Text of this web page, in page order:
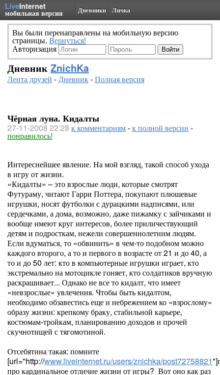
LiveInternet
мобильная версия Дневники Личка
Вы были перенаправлены на мобильную версию
страницы. Вернуться!
Авторизация
Дневник ZnichKa
Лента друзей -Дневник-Полная версия
Чёрная луна. Кидалты
27-11-2008 22:28 к комментариям-к полной версии -
понравилось!
Интереснейшее явление. На мой взгляд, такой способ ухода
в игру от жизни.
«Кидалты» – это взрослые люди, которые смотрят
Футураму, читают Гарри Поттера, покупают плюшевые
игрушки, носят футболки с дурацкими надписями, или
сердечками, а дома, возможно, даже пижамку с зайчиками и
вообще имеют круг интересов, более приличествующий
детям и подросткам, нежели совершеннолетним людям.
Если вдуматься, то «обвинить» в чем-то подобном можно
каждого второго, а то и первого в возрасте от 21 и до 40, а
то и до 50 лет: кто в компьютерные игрушки играет, кто
экстремально на мотоцикле гоняет, кто солдатиков вручную
раскрашивает... Однако не все то кидалт, что имеет
«невзрослые» увлечения. Чтобы быть кидалтом,
необходимо обзавестись еще и небрежением ко «взрослому»
образу жизни: крепкому браку, стабильной карьере,
костюмам-тройкам, планированию доходов и прочей
скучнотищей с тягомотиной.
Отсебятина такая: помните
[url="http://www.liveinternet.ru/users/znichka/post72758821"]
про кардинальное отличие жизни от игры? Вот оно как раз